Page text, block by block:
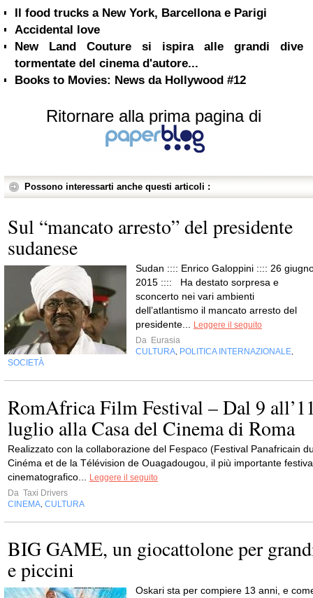
Il food trucks a New York, Barcellona e Parigi
Accidental love
New Land Couture si ispira alle grandi dive
tormentate del cinema d'autore...
Books to Movies: News da Hollywood #12
Ritornare alla prima pagina di
Possono interessarti anche questi articoli :
Sul “mancato arresto” del presidente
sudanese
Sudan :::: Enrico Galoppini :::: 26
2015 :::: Ha destato sorpresa e
sconcerto nei vari ambienti
dell’atlantismo il mancato arresto del
presidente...
Leggere il seguito
Da Eurasia
CULTURA POLITICA INTERNAZIONALE
SOCIETÀ
RomAfrica Film Festival – Dal 9
luglio alla Casa del Cinema di Roma
Realizzato con la collaborazione del Fespaco (Festival Panafricain
Cinéma et de la Télévision de Ouagadougou, il più importante
cinematografico...
Leggere il seguito
Da Taxi Drivers
CINEMA CULTURA
BIG GAME, un giocattolone per
e piccini
Oskari sta per compiere 13 anni, e